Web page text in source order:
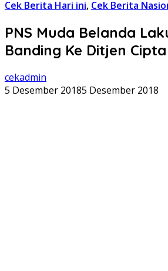
Cek Berita Hari ini, Cek Berita
PNS Muda Belanda
Banding Ke Ditjen
cekadmin
5 Desember 20185 Desember 2018